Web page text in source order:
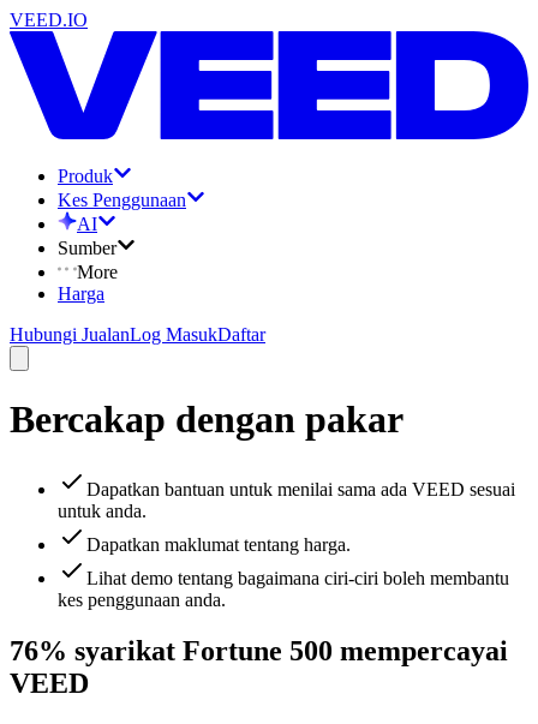
VEED.IO
Produk
Kes Penggunaan
AI
Sumber
More
Harga
Hubungi JualanLog MasukDaftar
Bercakap dengan pakar
Dapatkan bantuan untuk menilai sama ada VEED sesuai
untuk anda.
Dapatkan maklumat tentang harga.
Lihat demo tentang bagaimana ciri-ciri boleh membantu
kes penggunaan anda.
76% syarikat Fortune 500 mempercayai
VEED